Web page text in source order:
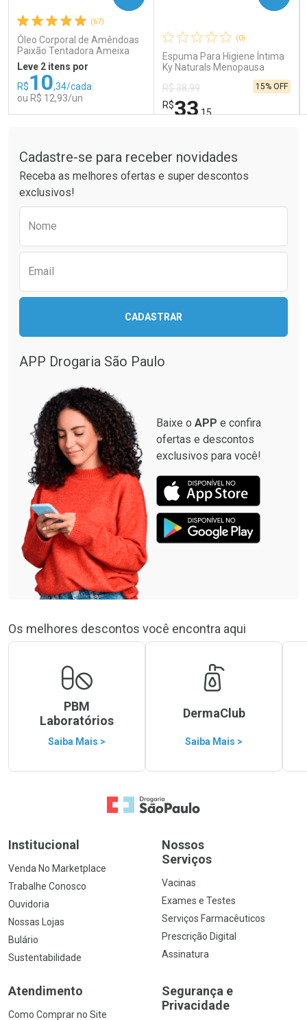
Comprar sem Desconto
Por R$ 189,99/cada
Comprar sem Desconto
Por R$ 189,99/cada
Comprar sem Desconto
Por R$ 26,99/cada
Comprar sem Desconto
(67)
Óleo Corporal de Amêndoas
Paixão Tentadora Ameixa
Rubi 100ml
Leve 2 itens por
R$10,34/cada
ou R$ 12,93/un
Laboratório
Comprar sem Desconto
Por Menos
Comprar sem Desconto
(0)
Espuma Para Higiene Íntima
Ky Naturals Menopausa
R$ 38,99
R$33,15
15% OFF
Laboratório
Comprar sem Desconto
Por Menos
Comprar sem Desconto
Cadastre-se para receber novidades
Receba as melhores ofertas e super descontos
exclusivos!
Nome
Email
CADASTRAR
APP Drogaria São Paulo
Baixe o APP e confira
ofertas e descontos
exclusivos para você!
Os melhores descontos você encontra aqui
PBM
Laboratórios
Saiba Mais >
DermaClub
Saiba Mais >
Ir para a Home
Institucional
Venda No Marketplace
Trabalhe Conosco
Ouvidoria
Nossas Lojas
Bulário
Sustentabilidade
Nossos
Serviços
Vacinas
Exames e Testes
Serviços Farmacêuticos
Prescrição Digital
Assinatura
Atendimento
Como Comprar no Site
Segurança e
Privacidade